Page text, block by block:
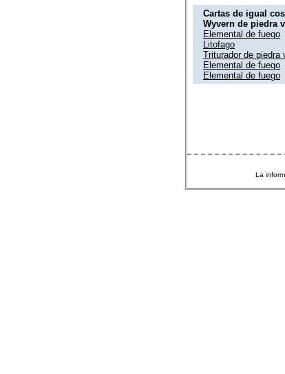
Cartas de igual
Wyvern de piedra
Elemental de fuego
Litofago
Triturador de piedra
Elemental de fuego
Elemental de fuego
La